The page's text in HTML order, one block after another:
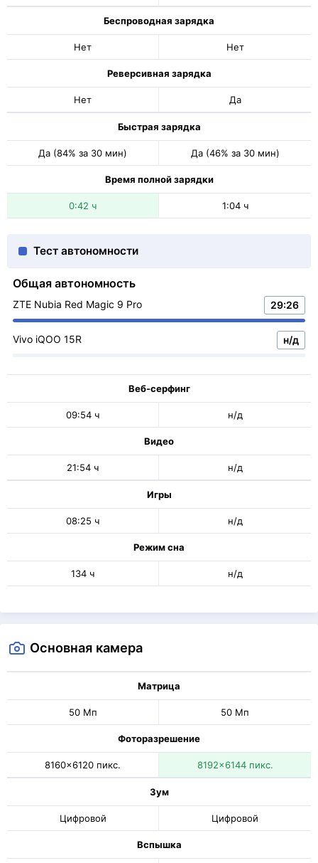
Беспроводная зарядка
Нет Нет
Реверсивная зарядка
Нет Да
Быстрая зарядка
Да (84% за 30 мин) Да (46% за 30 мин)
Время полной зарядки
0:42 ч 1:04 ч
Тест автономности
Общая автономность
ZTE Nubia Red Magic 9 Pro 29:26
Vivo iQOO 15R н/д
Веб-серфинг
09:54 ч н/д
Видео
21:54 ч н/д
Игры
08:25 ч н/д
Режим сна
134 ч н/д
Основная камера
Матрица
50 Мп 50 Мп
Фоторазрешение
8160x6120 пикс. 8192x6144 пикс.
Зум
Цифровой Цифровой
Вспышка